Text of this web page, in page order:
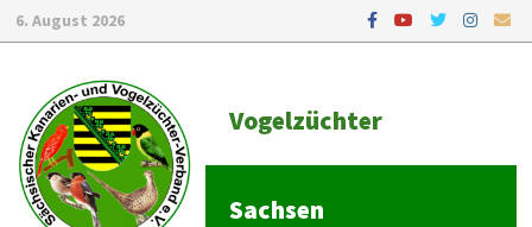
6. August 2026
Vogelzüchter
Sachsen